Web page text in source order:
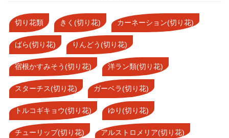
切り花類 きく(切り花) カーネーション(切り花)
ばら(切り花) りんどう(切り花)
宿根かすみそう(切り花) 洋ラン類(切り花)
スターチス(切り花) ガーベラ(切り花)
トルコギキョウ(切り花) ゆり(切り花)
チューリップ(切り花) アルストロメリア(切り花)